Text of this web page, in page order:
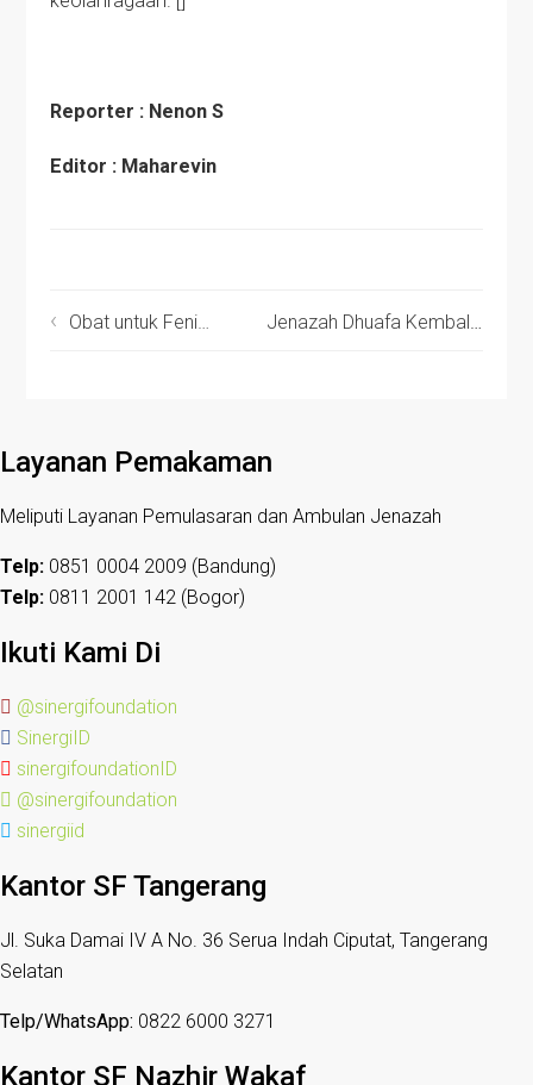
Reporter : Nenon S
Editor : Maharevin
Obat untuk Feni… Jenazah Dhuafa Kembali Disemayamkan di Firdaus Memorial Park
Layanan Pemakaman
Meliputi Layanan Pemulasaran dan Ambulan Jenazah
Telp: 0851 0004 2009 (Bandung)
Telp: 0811 2001 142 (Bogor)
Ikuti Kami Di
@sinergifoundation
SinergiID
sinergifoundationID
@sinergifoundation
sinergiid
Kantor SF Tangerang
Jl. Suka Damai IV A No. 36 Serua Indah Ciputat, Tangerang
Selatan
Telp/WhatsApp: 0822 6000 3271
Kantor SF Nazhir Wakaf